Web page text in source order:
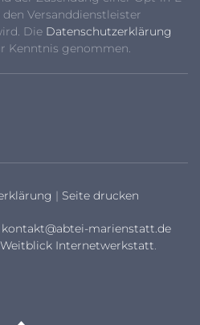
Versanddienstleister
Die Datenschutzerklärung
Kenntnis genommen.
| Seite drucken
kontakt@abtei-marienstatt.de
Weitblick Internetwerkstatt.